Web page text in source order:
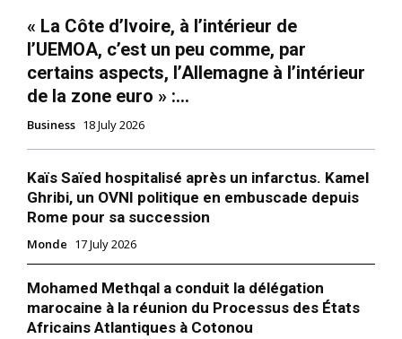
« La Côte d’Ivoire, à l’intérieur de
l’UEMOA, c’est un peu comme, par
certains aspects, l’Allemagne à l’intérieur
de la zone euro » :...
Business 18 July 2026
Kaïs Saïed hospitalisé après un infarctus. Kamel
Ghribi, un OVNI politique en embuscade depuis
Rome pour sa succession
Monde 17 July 2026
Mohamed Methqal a conduit la délégation
marocaine à la réunion du Processus des États
Africains Atlantiques à Cotonou